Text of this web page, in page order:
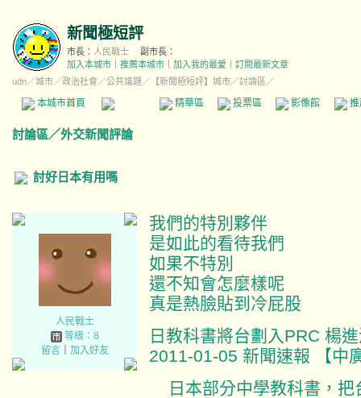
新聞極短評
市長： 人民戰士
副市長：
加入本城市
推薦本城市 加入我的最愛
訂閱最新文章
udn／城市／政治社會 ／公共議題 ／ 【新聞極短評】城市／討論區／
本城市首頁 精華區 投票區 影像館
討論區／外交新聞評論
討好日本有用嗎
人民戰士
等級：8
留言｜ 加入好友
我們的特別夥伴
是如此的看待我們
如果不特別
還不知會怎麼樣呢
真是熱臉貼到冷屁股
日教科書將台劃入PRC 楊
2011-01-05 新聞速報 【中
日本部分中學教科書，把